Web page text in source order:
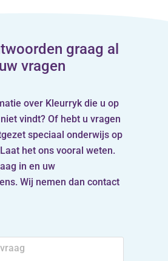
graag al
uw vragen
over Kleurryk die u op
vindt? Of hebt u vragen
speciaal onderwijs op
het ons vooral weten.
in en uw
Wij nemen dan contact